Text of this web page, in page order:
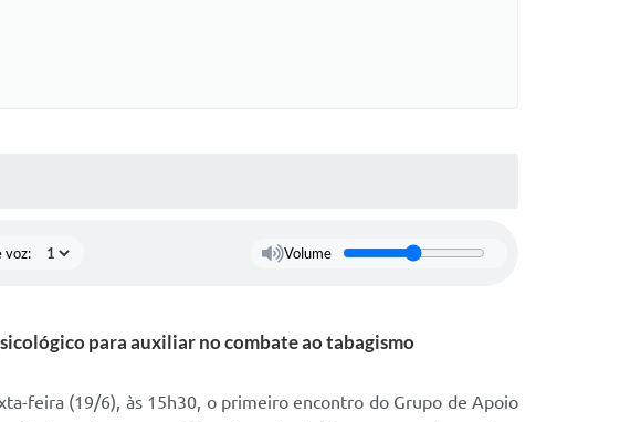
voz: Volume
para auxiliar no combate ao tabagismo
feira (19/6), às 15h30, o primeiro encontro do Grupo de Apoio